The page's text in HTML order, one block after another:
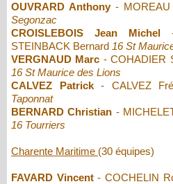
OUVRARD Anthony- MOREAU
Segonzac
CROISLEBOIS Jean Michel-
STEINBACK Bernard 16 St
VERGNAUD Marc - COHADIER
16 St Maurice des Lions
CALVEZ Patrick- CALVEZ
Taponnat
BERNARD Christian -
16 Tourriers
Charente Maritime (30 équipes)
FAVARD Vincent- COCHELIN